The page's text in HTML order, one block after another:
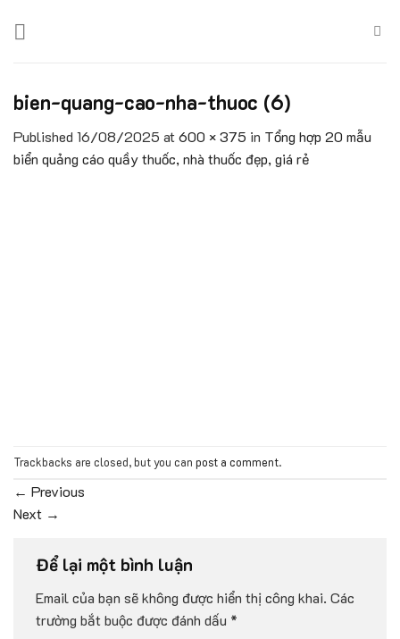
bien-quang-cao-nha-thuoc (6)
Published 16/08/2025 at600 × 375 in Tổng hợp 20 mẫu
biển quảng cáo quầy thuốc, nhà thuốc đẹp, giá rẻ
Trackbacks are closed, but you can post a comment.
← Previous
Next →
Để lại một bình luận
Email của bạn sẽ không được hiển thị công khai. Các
trường bắt buộc được đánh dấu *